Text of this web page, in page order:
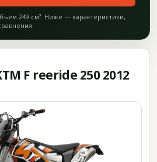
249 см³. Ниже — характеристики,
F reeride 250 2012